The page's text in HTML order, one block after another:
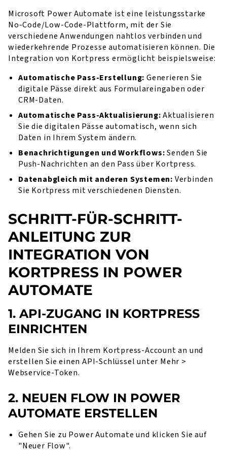
Microsoft Power Automate ist eine leistungsstarke
No-Code/Low-Code-Plattform, mit der Sie
verschiedene Anwendungen nahtlos verbinden und
wiederkehrende Prozesse automatisieren können. Die
Integration von Kortpress ermöglicht beispielsweise:
Automatische Pass-Erstellung: Generieren Sie
digitale Pässe direkt aus Formulareingaben oder
CRM-Daten.
Automatische Pass-Aktualisierung:Aktualisieren
Sie die digitalen Pässe automatisch, wenn sich
Daten in Ihrem System ändern.
Benachrichtigungen und Workflows:Senden Sie
Push-Nachrichten an den Pass über Kortpress.
Datenabgleich mit anderen Systemen: Verbinden
Sie Kortpress mit verschiedenen Diensten.
SCHRITT-FÜR-SCHRITT-
ANLEITUNG ZUR
INTEGRATION VON
KORTPRESS IN POWER
AUTOMATE
1. API-ZUGANG IN KORTPRESS
EINRICHTEN
Melden Sie sich in Ihrem Kortpress-Account an und
erstellen Sie einen API-Schlüssel unter Mehr >
Webservice-Token.
2. NEUEN FLOW IN POWER
AUTOMATE ERSTELLEN
Gehen Sie zu Power Automate und klicken Sie auf
"Neuer Flow".